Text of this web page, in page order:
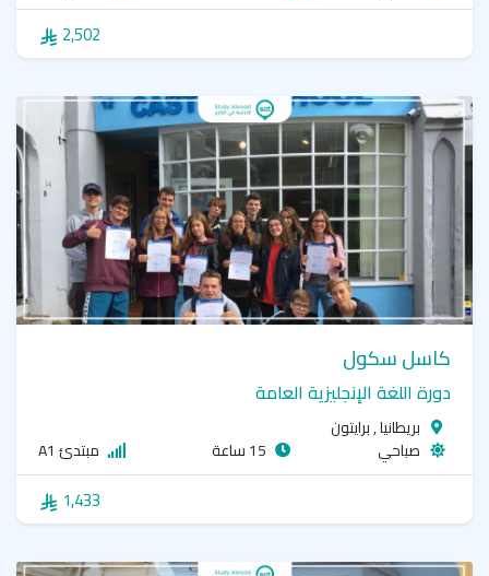
2,502
كاسل سكول
دورة اللغة الإنجليزية العامة
بريطانيا , برايتون
صباحي
مبتدئ A1
1,433